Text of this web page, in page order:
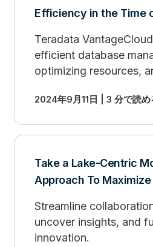
Efficiency in the Time
Teradata
efficient database
optimizing resources,
management.
2024年9月11日 | 3 分で読め
Take a Lake-Centric
Approach To
Streamline
uncover insights, and
innovation.